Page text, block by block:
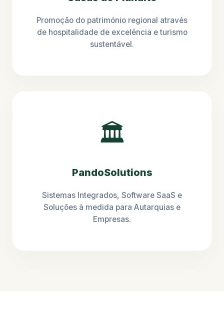
Promoção do património regional através
de hospitalidade de excelência e turismo
sustentável.
🏛️
PandoSolutions
Sistemas Integrados, Software SaaS e
Soluções à medida para Autarquias e
Empresas.